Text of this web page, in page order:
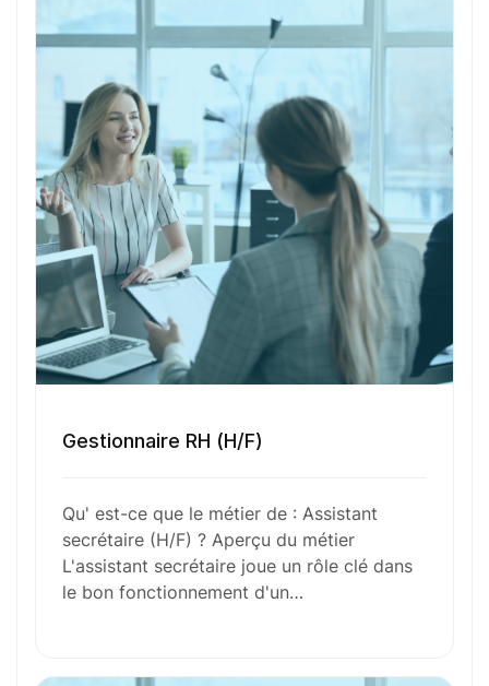
Perspectives de carrière
Avantages
Ces métiers peuvent vous intéresser
Toutes nos fiches métiers
Envie de commencer
l’aventure avecnous
N’attendez plus !
Gestionnaire RH (H/F)
Qu' est-ce que le métier de : Assistant
secrétaire (H/F) ? Aperçu du métier
L'assistant secrétaire joue un rôle clé dans
le bon fonctionnement d'un…